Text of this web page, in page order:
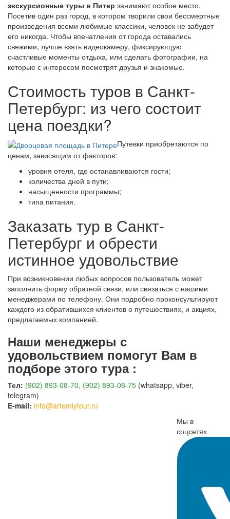
экскурсионные туры в Питер занимают особое место.
Посетив один раз город, в котором творили свои бессмертные
произведения всеми любимые классики, человек не забудет
его никогда. Чтобы впечатления от города оставались
свежими, лучше взять видеокамеру, фиксирующую
счастливые моменты отдыха, или сделать фотографии, на
которые с интересом посмотрят друзья и знакомые.
Стоимость туров в Санкт-
Петербург: из чего состоит
цена поездки?
Путевки приобретаются по
ценам, зависящим от факторов:
уровня отеля, где останавливаются гости;
количества дней в пути;
насыщенности программы;
типа питания.
Заказать тур в Санкт-
Петербург и обрести
истинное удовольствие
При возникновении любых вопросов пользователь может
заполнить форму обратной связи, или связаться с нашими
менеджерами по телефону. Они подробно проконсультируют
каждого из обратившихся клиентов о путешествиях, и акциях,
предлагаемых компанией.
Наши менеджеры с
удовольствием помогут Вам в
подборе этого тура :
Тел: (902) 893-08-70, (902) 893-08-75 (whatsapp, viber,
telegram)
E-mail: info@artemiytour.ru
Мы в
соцсетях